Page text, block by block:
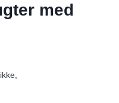
med
,